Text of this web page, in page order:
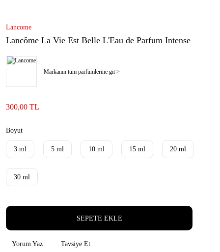
Lancome
Lancôme La Vie Est Belle L'Eau de Parfum Intense
Markanın tüm parfümlerine git >
300,00 TL
Boyut
3 ml 5 ml 10 ml 15 ml 20 ml
30 ml
SEPETE EKLE
Yorum Yaz Tavsiye Et